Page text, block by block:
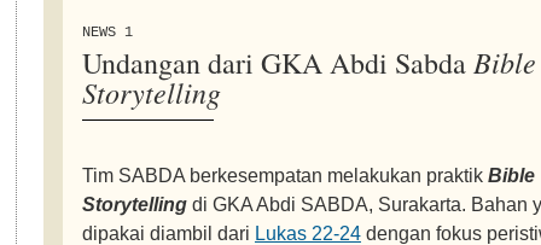
NEWS 1
Undangan dari GKA Abdi Sabda Bible
Storytelling
Tim SABDA berkesempatan melakukan praktik Bible
Storytellingdi GKA Abdi SABDA, Surakarta. Bahan
dipakai diambil dari Lukas 22-24dengan fokus